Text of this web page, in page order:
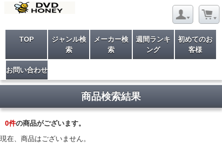
TOP
ジャンル検
索
メーカー検
索
週間ランキ
ング
初めてのお
客様
お問い合わせ
商品検索結果
0件の商品がございます。
現在、商品はございません。